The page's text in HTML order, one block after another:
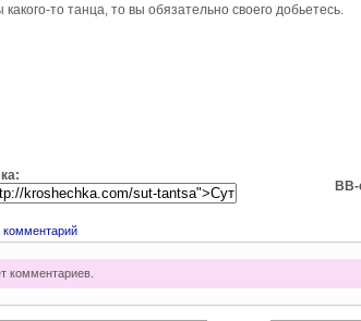
какого-то танца, то вы обязательно своего добьетесь.
комментарий
комментариев.